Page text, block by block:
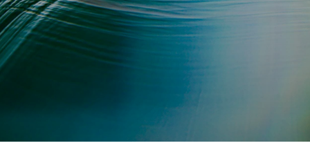
Records Management & Archivierung|0 Kommentare